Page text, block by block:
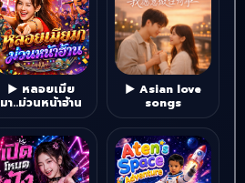
▶ หลอยเมีย
มา..ม่วนหน้าฮ้าน
▶ Asian love
songs